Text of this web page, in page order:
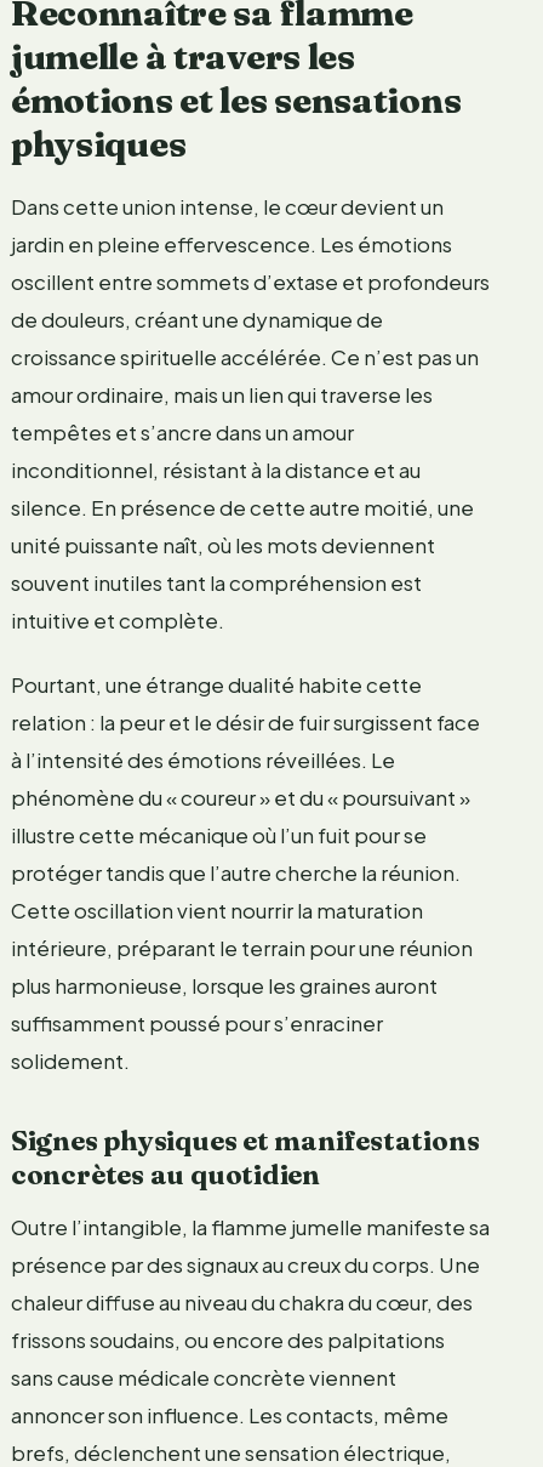
Reconnaître sa flamme
jumelle à travers les
émotions et les sensations
physiques
Dans cette union intense, le cœur devient un
jardin en pleine effervescence. Les émotions
oscillent entre sommets d’extase et profondeurs
de douleurs, créant une dynamique de
croissance spirituelle accélérée. Ce n’est pas un
amour ordinaire, mais un lien qui traverse les
tempêtes et s’ancre dans un amour
inconditionnel, résistant à la distance et au
silence. En présence de cette autre moitié, une
unité puissante naît, où les mots deviennent
souvent inutiles tant la compréhension est
intuitive et complète.
Pourtant, une étrange dualité habite cette
relation : la peur et le désir de fuir surgissent face
à l’intensité des émotions réveillées. Le
phénomène du « coureur » et du « poursuivant »
illustre cette mécanique où l’un fuit pour se
protéger tandis que l’autre cherche la réunion.
Cette oscillation vient nourrir la maturation
intérieure, préparant le terrain pour une réunion
plus harmonieuse, lorsque les graines auront
suffisamment poussé pour s’enraciner
solidement.
Signes physiques et manifestations
concrètes au quotidien
Outre l’intangible, la flamme jumelle manifeste sa
présence par des signaux au creux du corps. Une
chaleur diffuse au niveau du chakra du cœur, des
frissons soudains, ou encore des palpitations
sans cause médicale concrète viennent
annoncer son influence. Les contacts, même
brefs, déclenchent une sensation électrique,